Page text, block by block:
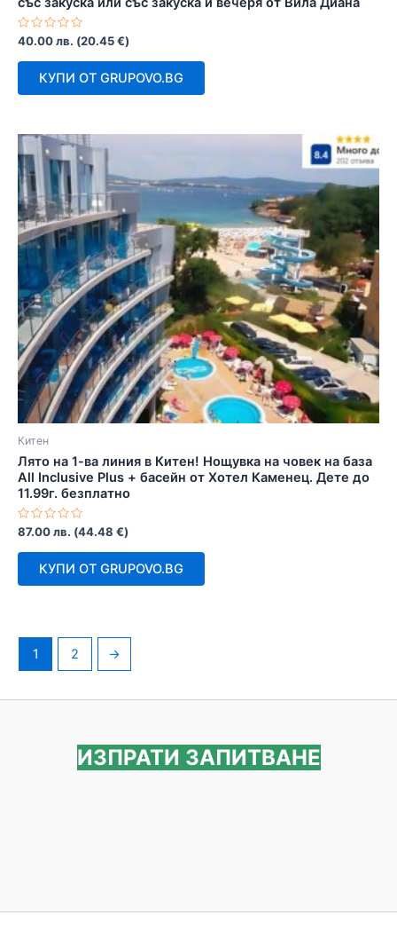
Оценено
0
40.00лв. (20.45€)
КУПИ ОТ GRUPOVO.BG
Китен
Лято на 1-ва линия в Китен! Нощувка на човек на база
All Inclusive Plus + басейн от Хотел Каменец. Дете до
11.99г. безплатно
Оценено
с
0
87.00лв. (44.48 €)
КУПИ ОТ GRUPOVO.BG
1 2 →
ИЗПРАТИ ЗАПИТВАНЕ